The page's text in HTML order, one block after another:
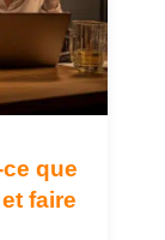
que
faire